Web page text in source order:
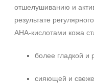
отшелушиванию и
результате
AHA‑кислотами кожа
более гладкой и
сияющей и